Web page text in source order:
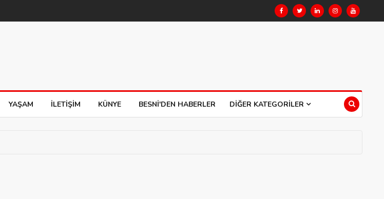
YAŞAM İLETIŞIM KÜNYE BESNI'DEN HABERLER DIĞER KATEGORILER